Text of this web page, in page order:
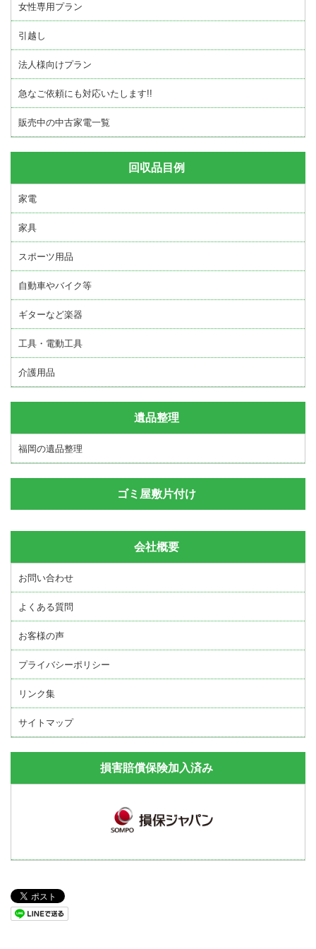
女性専用プラン
引越し
法人様向けプラン
急なご依頼にも対応いたします!!
販売中の中古家電一覧
回収品目例
家電
家具
スポーツ用品
自動車やバイク等
ギターなど楽器
工具・電動工具
介護用品
遺品整理
福岡の遺品整理
ゴミ屋敷片付け
会社概要
お問い合わせ
よくある質問
お客様の声
プライバシーポリシー
リンク集
サイトマップ
損害賠償保険加入済み